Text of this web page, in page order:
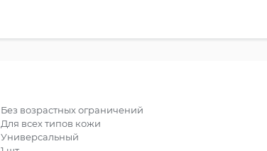
Без возрастных ограничений
Для всех типов кожи
Универсальный